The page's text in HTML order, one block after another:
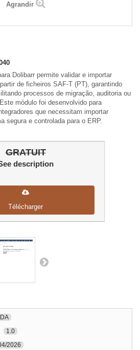
Agrandir
Dolibarr permite validar e importar
de ficheiros SAF-T (PT), garantindo
processos de migração, auditoria ou
módulo foi desenvolvido para
que necessitam importar
segura e controlada para o ERP.
GRATUIT
description
Télécharger
1.0
2026